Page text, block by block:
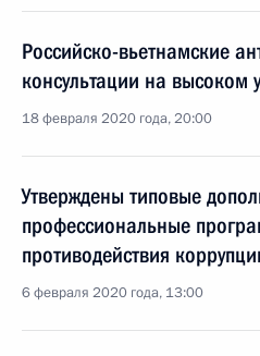
Российско-вьетнамские
консультации на высоком
18 февраля 2020 года, 20:00
Утверждены типовые
профессиональные
противодействия
6 февраля 2020 года, 13:00